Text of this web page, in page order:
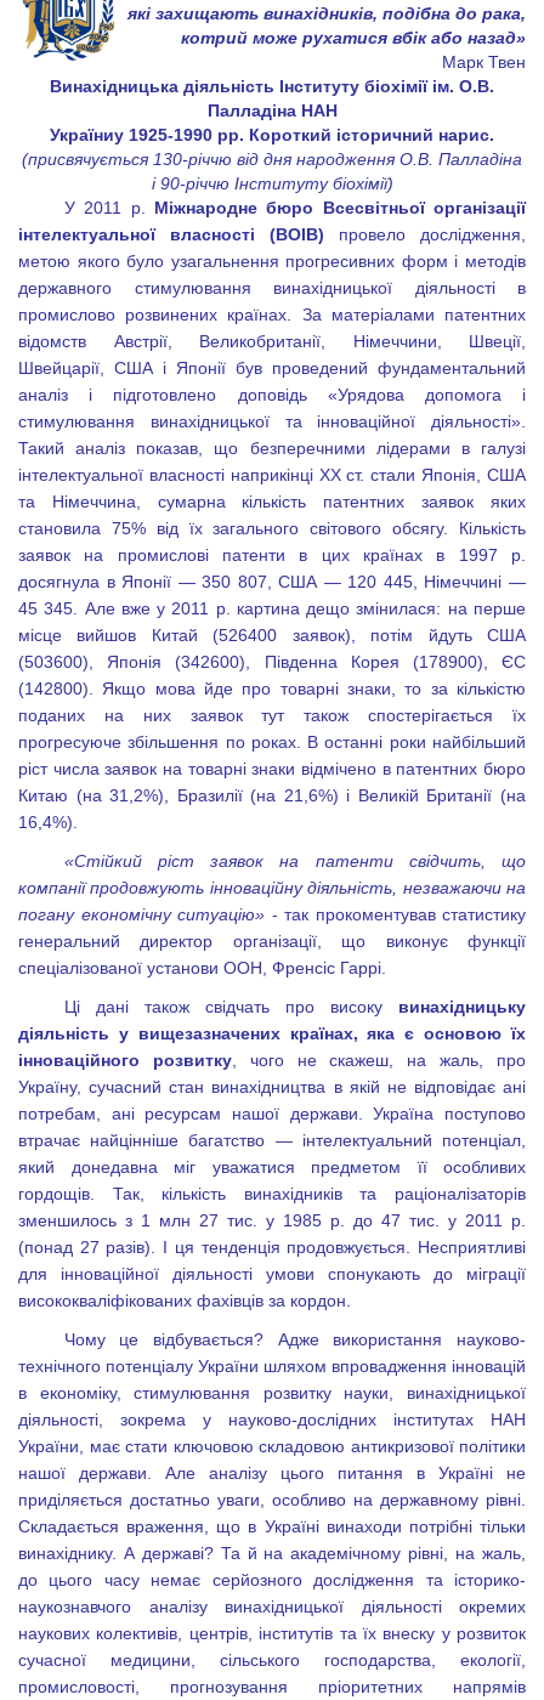
які захищають винахідників, подібна до рака,
котрий може рухатися вбік або назад»
Марк Твен
Винахідницька діяльність Інституту біохімії ім. О.В.
Палладіна НАН
Україниу 1925-1990 рр. Короткий історичний нарис.
(присвячується 130-річчю від дня народження О.В. Палладіна
і 90-річчю Інституту біохімії)
У 2011 р. Міжнародне бюро Всесвітньої організації
інтелектуальної власності (ВОІВ) провело дослідження,
метою якого було узагальнення прогресивних форм і методів
державного стимулювання винахідницької діяльності в
промислово розвинених країнах. За матеріалами патентних
відомств Австрії, Великобританії, Німеччини, Швеції,
Швейцарії, США і Японії був проведений фундаментальний
аналіз і підготовлено доповідь «Урядова допомога і
стимулювання винахідницької та інноваційної діяльності».
Такий аналіз показав, що безперечними лідерами в галузі
інтелектуальної власності наприкінці XX ст. стали Японія, США
та Німеччина, сумарна кількість патентних заявок яких
становила 75% від їх загального світового обсягу. Кількість
заявок на промислові патенти в цих країнах в 1997 р.
досягнула в Японії — 350 807, США — 120 445, Німеччині —
45 345. Але вже у 2011 р. картина дещо змінилася: на перше
місце вийшов Китай (526400 заявок), потім йдуть США
(503600), Японія (342600), Південна Корея (178900), ЄС
(142800). Якщо мова йде про товарні знаки, то за кількістю
поданих на них заявок тут також спостерігається їх
прогресуюче збільшення по роках. В останні роки найбільший
ріст числа заявок на товарні знаки відмічено в патентних бюро
Китаю (на 31,2%), Бразилії (на 21,6%) і Великій Британії (на
16,4%).
«Стійкий ріст заявок на патенти свідчить, що
компанії продовжують інноваційну діяльність, незважаючи на
погану економічну ситуацію» - так прокоментував статистику
генеральний директор організації, що виконує функції
спеціалізованої установи ООН, Френсіс Гаррі.
Ці дані також свідчать про високувинахідницьку
діяльність у вищезазначених країнах, яка є основою їх
інноваційного розвитку, чого не скажеш, на жаль, про
Україну, сучасний стан винахідництва в якій не відповідає ані
потребам, ані ресурсам нашої держави. Україна поступово
втрачає найцінніше багатство — інтелектуальний потенціал,
який донедавна міг уважатися предметом її особливих
гордощів. Так, кількість винахідників та раціоналізаторів
зменшилось з 1 млн 27 тис. у 1985 р. до 47 тис. у 2011 p.
(понад 27 разів). І ця тенденція продовжується. Несприятливі
для інноваційної діяльності умови спонукають до міграції
висококваліфікованих фахівців за кордон.
Чому це відбувається? Адже використання науково-
технічного потенціалу України шляхом впровадження інновацій
в економіку, стимулювання розвитку науки, винахідницької
діяльності, зокрема у науково-дослідних інститутах НАН
України, має стати ключовою складовою антикризової політики
нашої держави. Але аналізу цього питання в Україні не
приділяється достатньо уваги, особливо на державному рівні.
Складається враження, що в Україні винаходи потрібні тільки
винахіднику. А державі? Та й на академічному рівні, на жаль,
до цього часу немає серйозного дослідження та історико-
наукознавчого аналізу винахідницької діяльності окремих
наукових колективів, центрів, інститутів та їх внеску у розвиток
сучасної медицини, сільського господарства, екології,
промисловості, прогнозування пріоритетних напрямів